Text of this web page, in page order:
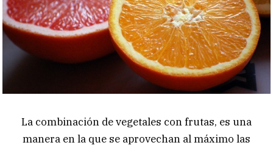
La combinación de vegetales con frutas, es una
manera en la que se aprovechan al máximo las